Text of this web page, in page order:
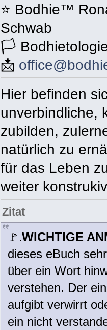
⭐️ Bodhie™
Schwab
🏳
📩
Hier befinden
unverbindliche,
zubilden,
natürlich zu
für das Leben
weiter
Zitat
🚩.WICHTIGE
dieses eBuch
über ein Wort
verstehen. Der
aufgibt verwirrt
ein nicht